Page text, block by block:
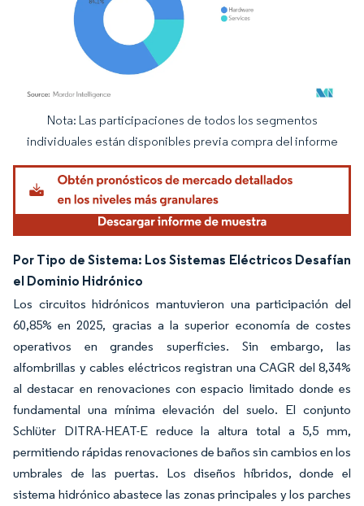
Imagen © Mordor Intelligence. El uso requiere atribución según CC BY 4.0.
Nota: Las participaciones de todos los segmentos
individuales están disponibles previa compra del informe
Por Tipo de Sistema: Los Sistemas Eléctricos Desafían
el Dominio Hidrónico
Los circuitos hidrónicos mantuvieron una participación del
60,85% en 2025, gracias a la superior economía de costes
operativos en grandes superficies. Sin embargo, las
alfombrillas y cables eléctricos registran una CAGR del 8,34%
al destacar en renovaciones con espacio limitado donde es
fundamental una mínima elevación del suelo. El conjunto
Schlüter DITRA-HEAT-E reduce la altura total a 5,5 mm,
permitiendo rápidas renovaciones de baños sin cambios en los
umbrales de las puertas. Los diseños híbridos, donde el
sistema hidrónico abastece las zonas principales y los parches